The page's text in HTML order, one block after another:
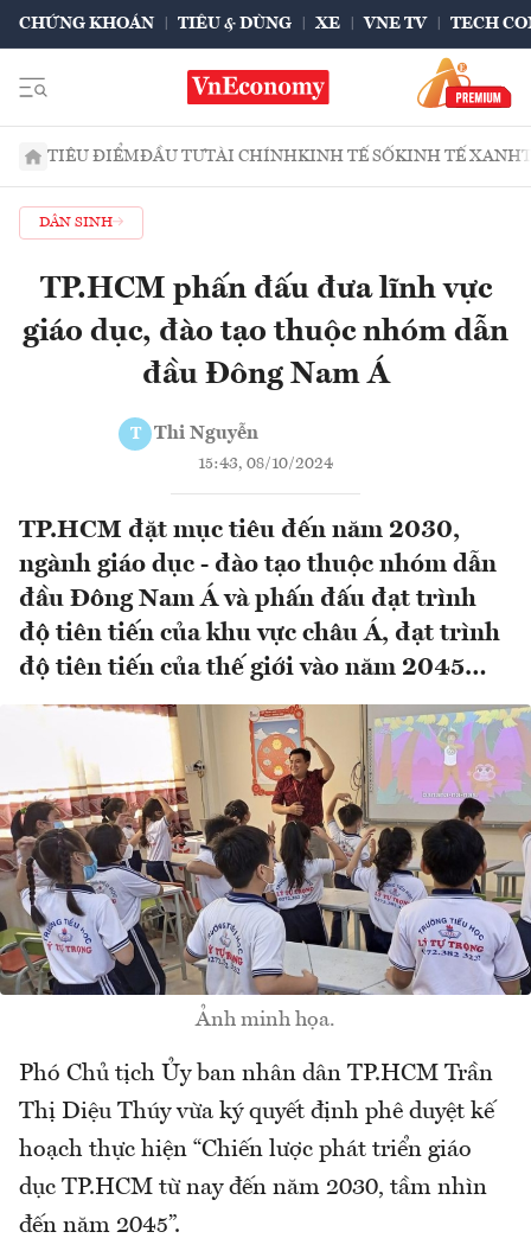
CHỨNG KHOÁN TIÊU & DÙNG XE VNE TV TECH
TIÊU ĐIỂMĐẦU TƯTÀI CHÍNHKINH TẾ SỐKINH TẾ XANH
DÂN SINH
TP.HCM phấn đấu đưa lĩnh vực
giáo dục, đào tạo thuộc nhóm dẫn
đầu Đông Nam Á
T Thi Nguyễn
15:43, 08/10/2024
TP.HCM đặt mục tiêu đến năm 2030,
ngành giáo dục - đào tạo thuộc nhóm dẫn
đầu Đông Nam Á và phấn đấu đạt trình
độ tiên tiến của khu vực châu Á, đạt trình
độ tiên tiến của thế giới vào năm 2045…
Ảnh minh họa.
Phó Chủ tịch Ủy ban nhân dân TP.HCM Trần
Thị Diệu Thúy vừa ký quyết định phê duyệt kế
hoạch thực hiện “Chiến lược phát triển giáo
dục TP.HCM từ nay đến năm 2030, tầm nhìn
đến năm 2045”.